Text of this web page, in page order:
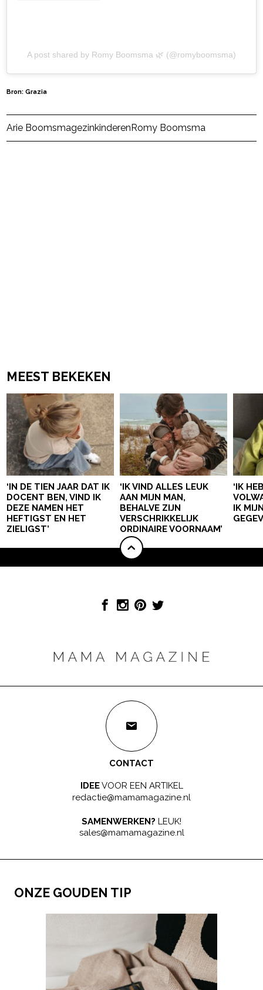
A post shared by Romy Boomsma 🌿 (@romyboomsma)
Bron: Grazia
Post Views: 533
Arie BoomsmagezinkinderenRomy Boomsma
MEEST BEKEKEN
‘IN DE TIEN JAAR DAT IK
DOCENT BEN, VIND IK
DEZE NAMEN HET
HEFTIGST EN HET
ZIELIGST’
‘IK VIND ALLES LEUK
AAN MIJN MAN,
BEHALVE ZIJN
VERSCHRIKKELIJK
ORDINAIRE VOORNAAM’
‘IK
IK
CONTACT
IDEEVOOR EEN ARTIKEL
redactie@mamamagazine.nl
SAMENWERKEN? LEUK!
sales@mamamagazine.nl
ONZE GOUDEN TIP